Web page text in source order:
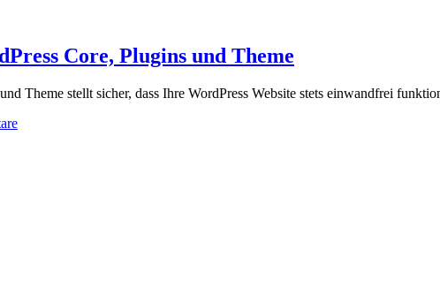
Core, Plugins und Theme
Theme stellt sicher, dass Ihre WordPress Website stets einwandfrei